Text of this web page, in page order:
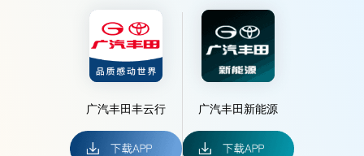
广汽丰田丰云行 广汽丰田新能源